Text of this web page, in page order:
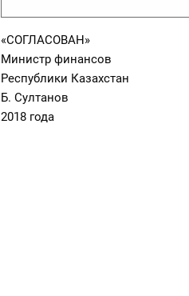
«СОГЛАСОВАН»
Министр финансов
Республики Казахстан
Б. Султанов
2018 года